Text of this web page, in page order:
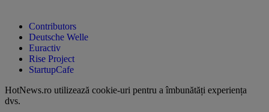
Contributors
Deutsche Welle
Euractiv
Rise Project
StartupCafe
HotNews.ro utilizează cookie-uri pentru a îmbunătăți experiența
dvs.